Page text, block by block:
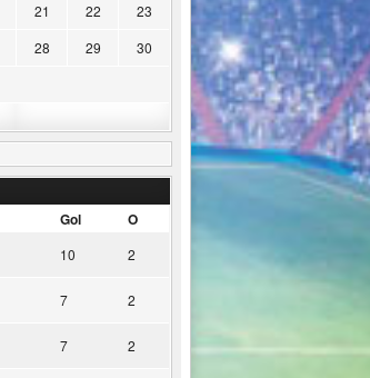
21 22
23
28 29
30
Gol O
10 2
7 2
7 2